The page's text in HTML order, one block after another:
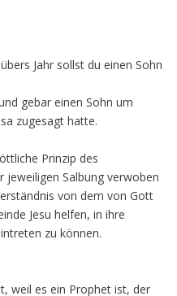
Jahr sollst du einen Sohn
gebar einen Sohn um
zugesagt hatte.
Prinzip des
Salbung verwoben
von dem von Gott
Jesu helfen, in ihre
zu können.
weil es ein Prophet ist, der